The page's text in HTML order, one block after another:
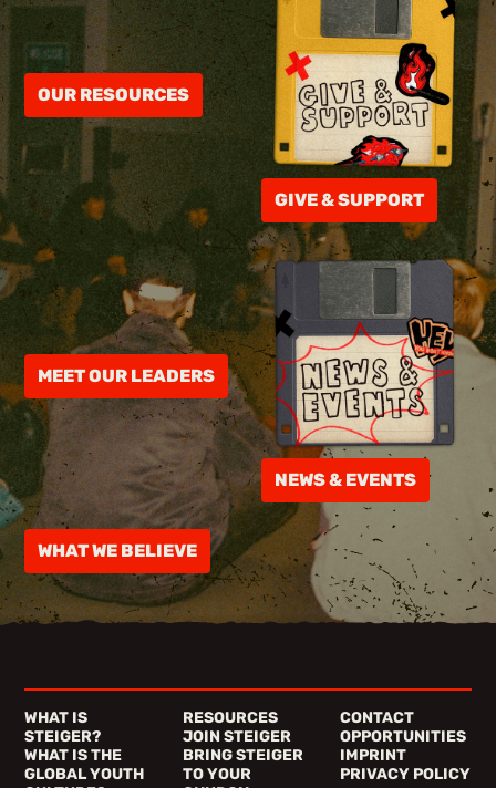
OUR RESOURCES
GIVE & SUPPORT
MEET OUR LEADERS
NEWS & EVENTS
WHAT WE BELIEVE
WHAT IS
STEIGER?
WHAT IS THE
GLOBAL YOUTH
RESOURCES
JOIN STEIGER
BRING STEIGER
TO YOUR
CONTACT
OPPORTUNITIES
IMPRINT
PRIVACY POLICY